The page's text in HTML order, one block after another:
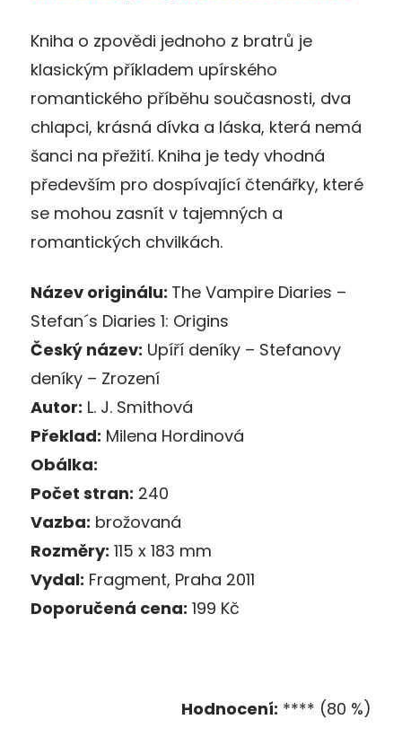
Kniha o zpovědi jednoho z bratrů je
klasickým příkladem upírského
romantického příběhu současnosti, dva
chlapci, krásná dívka a láska, která nemá
šanci na přežití. Kniha je tedy vhodná
především pro dospívající čtenářky, které
se mohou zasnít v tajemných a
romantických chvilkách.
Název originálu: The Vampire Diaries –
Stefan´s Diaries 1: Origins
Český název: Upíří deníky – Stefanovy
deníky – Zrození
Autor: L. J. Smithová
Překlad: Milena Hordinová
Obálka:
Počet stran: 240
Vazba: brožovaná
Rozměry: 115 x 183 mm
Vydal: Fragment, Praha 2011
Doporučená cena: 199 Kč
Hodnocení: **** (80 %)